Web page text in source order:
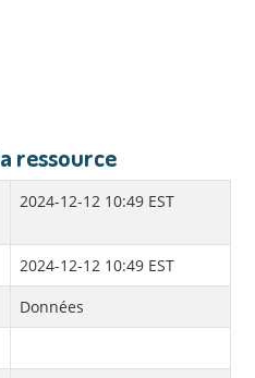
ressource
2024-12-12 10:49 EST
2024-12-12 10:49 EST
Données